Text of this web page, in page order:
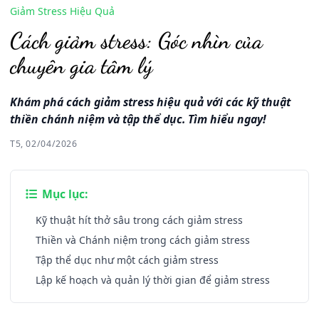
Giảm Stress Hiệu Quả
Cách giảm stress: Góc nhìn của
chuyên gia tâm lý
Khám phá cách giảm stress hiệu quả với các kỹ thuật
thiền chánh niệm và tập thể dục. Tìm hiểu ngay!
T5, 02/04/2026
Mục lục:
Kỹ thuật hít thở sâu trong cách giảm stress
Thiền và Chánh niệm trong cách giảm stress
Tập thể dục như một cách giảm stress
Lập kế hoạch và quản lý thời gian để giảm stress